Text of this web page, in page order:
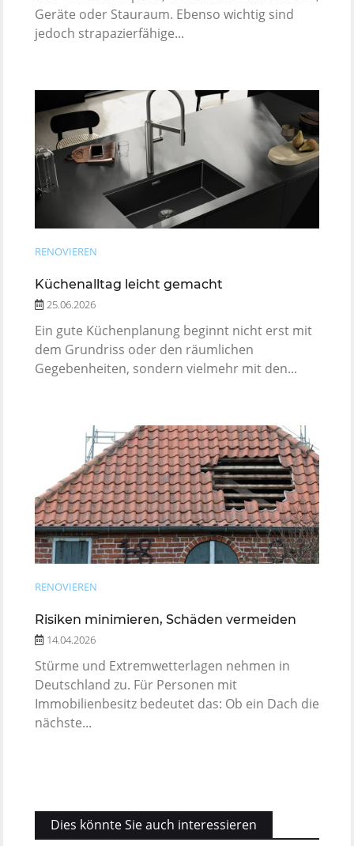
Geräte oder Stauraum. Ebenso wichtig sind
jedoch strapazierfähige...
RENOVIEREN
Küchenalltag leicht gemacht
25.06.2026
Ein gute Küchenplanung beginnt nicht erst mit
dem Grundriss oder den räumlichen
Gegebenheiten, sondern vielmehr mit den...
RENOVIEREN
Risiken minimieren, Schäden vermeiden
14.04.2026
Stürme und Extremwetterlagen nehmen in
Deutschland zu. Für Personen mit
Immobilienbesitz bedeutet das: Ob ein Dach die
nächste...
Dies könnte Sie auch interessieren